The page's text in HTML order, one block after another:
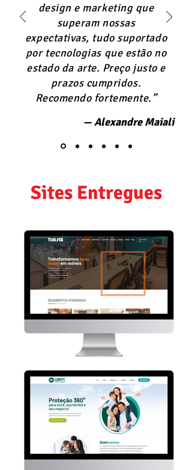
design e marketing que
superam nossas
expectativas, tudo suportado
por tecnologias que estão no
estado da arte. Preço justo e
prazos cumpridos.
Recomendo fortemente.”
— Alexandre Maiali
Sites Entregues